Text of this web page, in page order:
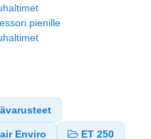
pienille
Enviro ET 250